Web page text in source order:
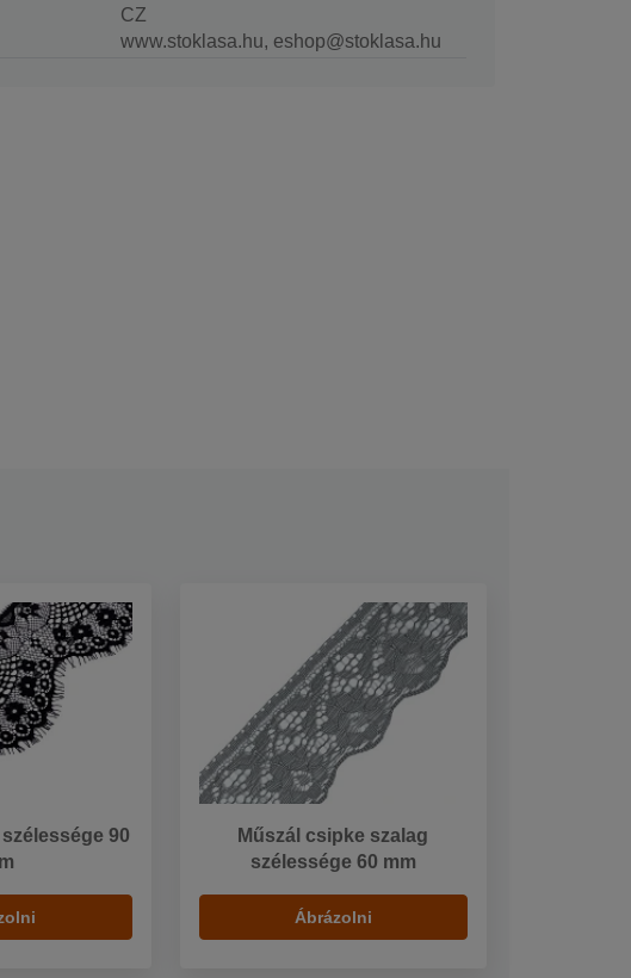
CZ
www.stoklasa.hu, eshop@stoklasa.hu
90
Műszál csipke szalag
szélessége 60 mm
Ábrázolni